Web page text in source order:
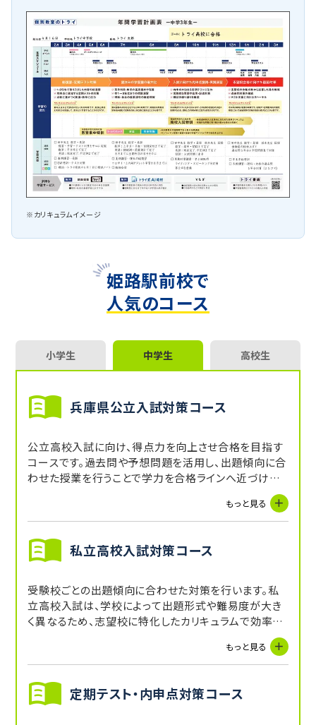
※カリキュラムイメージ
姫路駅前校で
人気のコース
小学生 中学生 高校生
兵庫県公立入試対策コース
公立高校入試に向け、得点力を向上させ合格を目指す
コースです。過去問や予想問題を活用し、出題傾向に合
わせた授業を行うことで学力を合格ラインへ近づけま
もっと見る
私立高校入試対策コース
受験校ごとの出題傾向に合わせた対策を行います。私
立高校入試は、学校によって出題形式や難易度が大き
く異なるため、志望校に特化したカリキュラムで効率よ
もっと見る
定期テスト・内申点対策コース